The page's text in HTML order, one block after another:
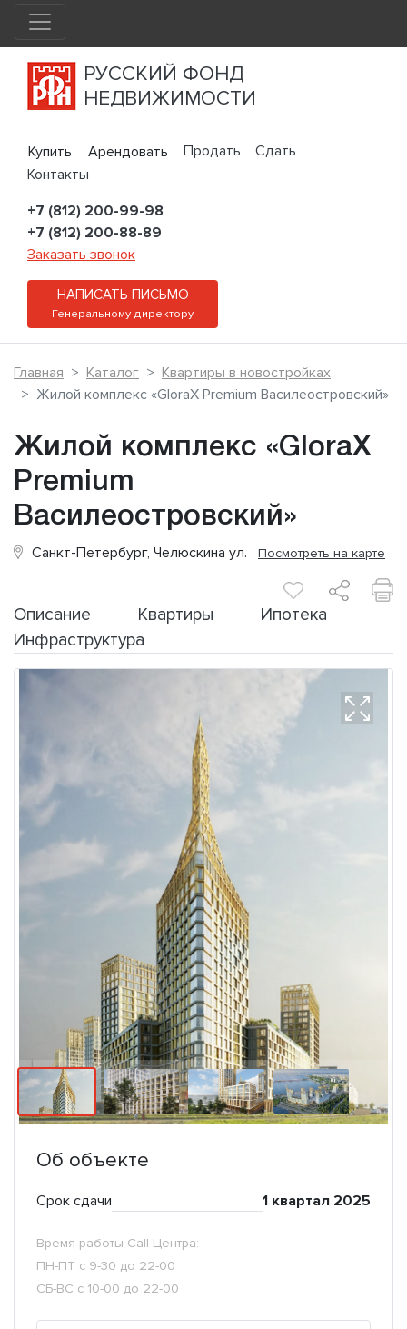
РУССКИЙ ФОНД
НЕДВИЖИМОСТИ
Купить Арендовать Продать
Сдать
Контакты
+7 (812) 200-99-98
+7 (812) 200-88-89
Заказать звонок
НАПИСАТЬ ПИСЬМО
Генеральному директору
Главная Каталог
Квартиры в новостройках
Жилой комплекс «GloraX Premium Василеостровский»
Жилой комплекс «GloraX
Premium
Василеостровский»
Санкт-Петербург, Челюскина ул. Посмотреть на карте
Описание Квартиры
Ипотека
Инфраструктура
Об объекте
Срок сдачи 1 квартал 2025
Время работы Call Центра:
ПН-ПТ с 9-30 до 22-00
СБ-ВС с 10-00 до 22-00